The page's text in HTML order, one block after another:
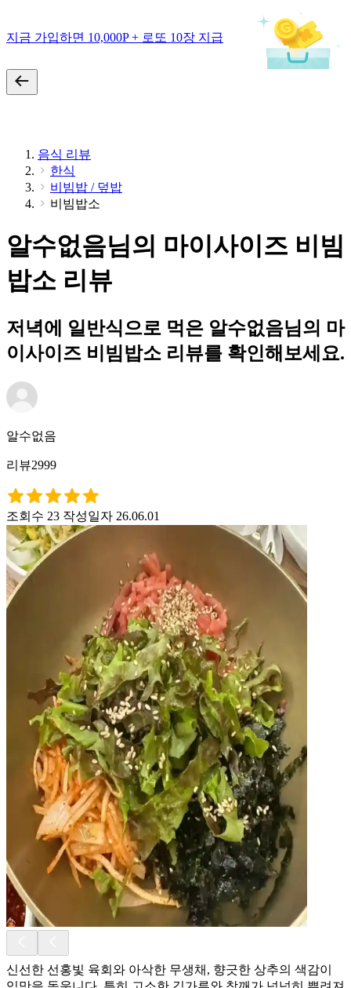
지금 가입하면 10,000P + 로또 10장 지급
음식 리뷰
한식
비빔밥 / 덮밥
비빔밥소
알수없음님의 마이사이즈 비빔
밥소 리뷰
저녁에 일반식으로 먹은 알수없음님의 마
이사이즈 비빔밥소 리뷰를 확인해보세요.
알수없음
리뷰2999
조회수 23 작성일자 26.06.01
신선한 선홍빛 육회와 아삭한 무생채, 향긋한 상추의 색감이